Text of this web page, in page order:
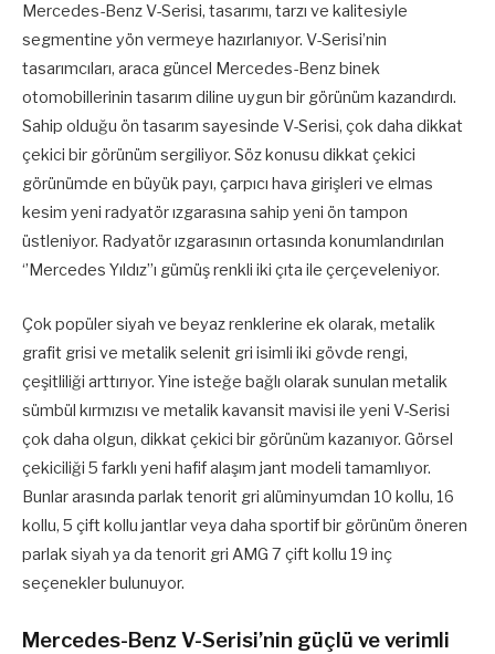
Mercedes-Benz V-Serisi, tasarımı, tarzı ve kalitesiyle
segmentine yön vermeye hazırlanıyor. V-Serisi’nin
tasarımcıları, araca güncel Mercedes-Benz binek
otomobillerinin tasarım diline uygun bir görünüm kazandırdı.
Sahip olduğu ön tasarım sayesinde V-Serisi, çok daha dikkat
çekici bir görünüm sergiliyor. Söz konusu dikkat çekici
görünümde en büyük payı, çarpıcı hava girişleri ve elmas
kesim yeni radyatör ızgarasına sahip yeni ön tampon
üstleniyor. Radyatör ızgarasının ortasında konumlandırılan
‘’Mercedes Yıldız”ı gümüş renkli iki çıta ile çerçeveleniyor.
Çok popüler siyah ve beyaz renklerine ek olarak, metalik
grafit grisi ve metalik selenit gri isimli iki gövde rengi,
çeşitliliği arttırıyor. Yine isteğe bağlı olarak sunulan metalik
sümbül kırmızısı ve metalik kavansit mavisi ile yeni V-Serisi
çok daha olgun, dikkat çekici bir görünüm kazanıyor. Görsel
çekiciliği 5 farklı yeni hafif alaşım jant modeli tamamlıyor.
Bunlar arasında parlak tenorit gri alüminyumdan 10 kollu, 16
kollu, 5 çift kollu jantlar veya daha sportif bir görünüm öneren
parlak siyah ya da tenorit gri AMG 7 çift kollu 19 inç
seçenekler bulunuyor.
Mercedes-Benz V-Serisi’nin güçlü ve verimli